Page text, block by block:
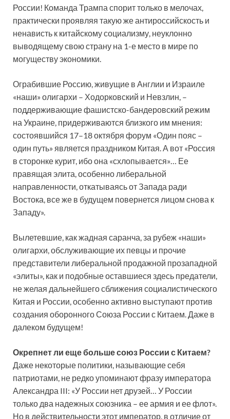
России! Команда Трампа спорит только в мелочах,
практически проявляя такую же антироссийскость и
ненависть к китайскому социализму, неуклонно
выводящему свою страну на 1-е место в мире по
могуществу экономики.
Ограбившие Россию, живущие в Англии и Израиле
«наши» олигархи – Ходорковский и Невзлин, –
поддерживающие фашистско-бандеровский режим
на Украине, придерживаются близкого им мнения:
состоявшийся 17–18 октября форум «Один пояс –
один путь» является праздником Китая. А вот «Россия
в сторонке курит, ибо она «схлопывается»… Ее
правящая элита, особенно либеральной
направленности, откатываясь от Запада ради
Востока, все же в будущем повернется лицом снова к
Западу».
Вылетевшие, как жадная саранча, за рубеж «наши»
олигархи, обслуживающие их певцы и прочие
представители либеральной продажной прозападной
«элиты», как и подобные оставшиеся здесь предатели,
не желая дальнейшего сближения социалистического
Китая и России, особенно активно выступают против
создания оборонного Союза России с Китаем. Даже в
далеком будущем!
Окрепнет ли еще больше союз России с Китаем?
Даже некоторые политики, называющие себя
патриотами, не редко упоминают фразу императора
Александра III: «У России нет друзей… У России
только два надежных союзника – ее армия и ее флот».
Но в действительности этот император, в отличие от